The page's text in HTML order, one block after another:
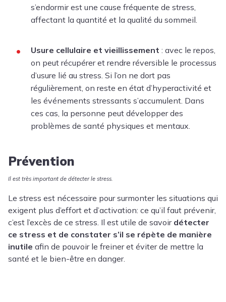
s’endormir est une cause fréquente de stress,
affectant la quantité et la qualité du sommeil.
Usure cellulaire et vieillissement : avec le repos,
on peut récupérer et rendre réversible le processus
d’usure lié au stress. Si l’on ne dort pas
régulièrement, on reste en état d’hyperactivité et
les événements stressants s’accumulent. Dans
ces cas, la personne peut développer des
problèmes de santé physiques et mentaux.
Prévention
Il est très important de détecter le stress.
Le stress est nécessaire pour surmonter les situations qui
exigent plus d’effort et d’activation: ce qu’il faut prévenir,
c’est l’excès de ce stress. Il est utile de savoir détecter
ce stress et de constater s’il se répète de manière
inutile afin de pouvoir le freiner et éviter de mettre la
santé et le bien-être en danger.